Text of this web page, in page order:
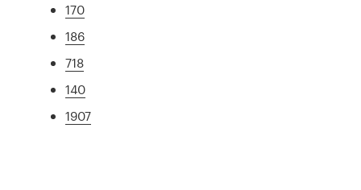
170
186
718
140
1907